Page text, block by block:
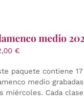
medio
€
paquete contiene
medio
miércoles. Cada